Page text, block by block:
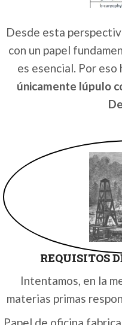
vivir, no
Desde esta
con un papel
es esencial. Por
únicamente lúpulo
REQUISITOS
Intentamos, en la
materias primas
Papel de oficina